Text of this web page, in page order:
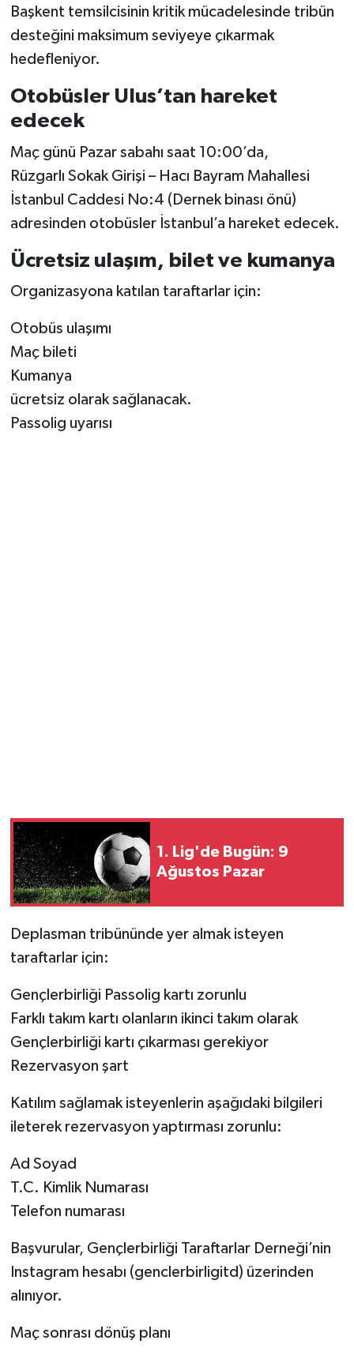
Başkent temsilcisinin kritik mücadelesinde tribün
desteğini maksimum seviyeye çıkarmak
hedefleniyor.
Otobüsler Ulus’tan hareket
edecek
Maç günü Pazar sabahı saat 10:00’da,
Rüzgarlı Sokak Girişi – Hacı Bayram Mahallesi
İstanbul Caddesi No:4 (Dernek binası önü)
adresinden otobüsler İstanbul’a hareket edecek.
Ücretsiz ulaşım, bilet ve kumanya
Organizasyona katılan taraftarlar için:
Otobüs ulaşımı
Maç bileti
Kumanya
ücretsiz olarak sağlanacak.
Passolig uyarısı
1. Lig'de Bugün: 9
Ağustos Pazar
Deplasman tribününde yer almak isteyen
taraftarlar için:
Gençlerbirliği Passolig kartı zorunlu
Farklı takım kartı olanların ikinci takım olarak
Gençlerbirliği kartı çıkarması gerekiyor
Rezervasyon şart
Katılım sağlamak isteyenlerin aşağıdaki bilgileri
ileterek rezervasyon yaptırması zorunlu:
Ad Soyad
T.C. Kimlik Numarası
Telefon numarası
Başvurular, Gençlerbirliği Taraftarlar Derneği’nin
Instagram hesabı (genclerbirligitd) üzerinden
alınıyor.
Maç sonrası dönüş planı